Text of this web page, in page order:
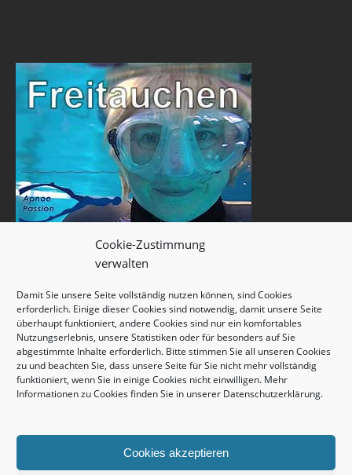
Cookie-Zustimmung
verwalten
Damit Sie unsere Seite vollständig nutzen können, sind Cookies
erforderlich. Einige dieser Cookies sind notwendig, damit unsere Seite
überhaupt funktioniert, andere Cookies sind nur ein komfortables
Nutzungserlebnis, unsere Statistiken oder für besonders auf Sie
abgestimmte Inhalte erforderlich. Bitte stimmen Sie all unseren Cookies
zu und beachten Sie, dass unsere Seite für Sie nicht mehr vollständig
funktioniert, wenn Sie in einige Cookies nicht einwilligen. Mehr
Informationen zu Cookies finden Sie in unserer Datenschutzerklärung.
Cookies akzeptieren